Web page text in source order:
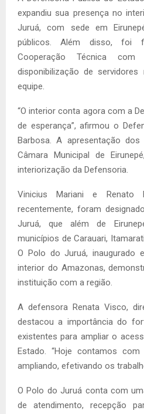
expandiu sua presença no
Juruá, com sede em
públicos. Além disso, foi
Cooperação Técnica
disponibilização de
equipe.
“O interior conta agora com a
de esperança”, afirmou o
Barbosa. A apresentação
Câmara Municipal de
interiorização da Defensoria.
Vinicius Mariani e Renato
recentemente, foram
Juruá, que além de
municípios de Carauari,
O Polo do Juruá, inaugurado
interior do Amazonas,
instituição com a região.
A defensora Renata Visco,
destacou a importância do
existentes para ampliar o
Estado. “Hoje contamos
ampliando, efetivando os
O Polo do Juruá conta com
de atendimento, recepção